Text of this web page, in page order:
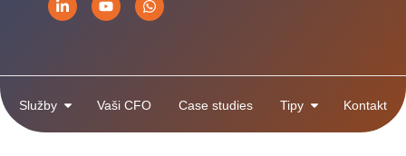
Služby Vaši CFO Case studies Tipy Kontakt